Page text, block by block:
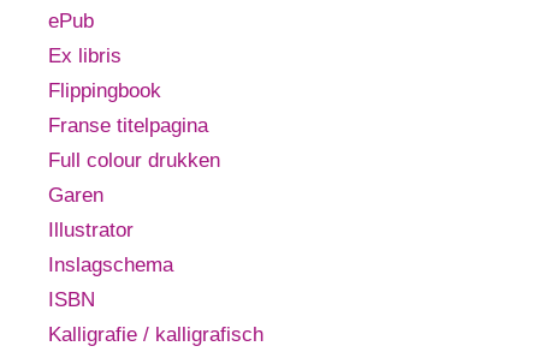
ePub
Ex libris
Flippingbook
Franse titelpagina
Full colour drukken
Garen
Illustrator
Inslagschema
ISBN
Kalligrafie / kalligrafisch